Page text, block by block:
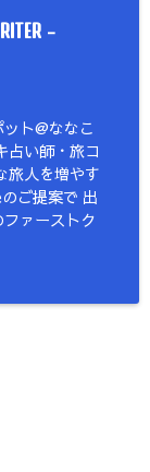
-
ト@ななこ
占い師・旅コ
旅人を増やす
ご提案で 出
ァーストク